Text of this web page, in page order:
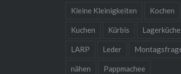
Kleine Kleinigkeiten Kochen
Kuchen Kürbis Lagerküche
LARP Leder
nähen Pappmachee